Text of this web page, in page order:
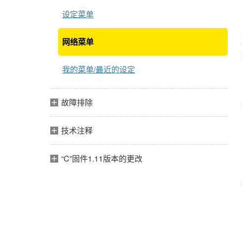
设定菜单
网络菜单
我的菜单/最近的设定
故障排除
技术注释
“C”固件1.11版本的更改